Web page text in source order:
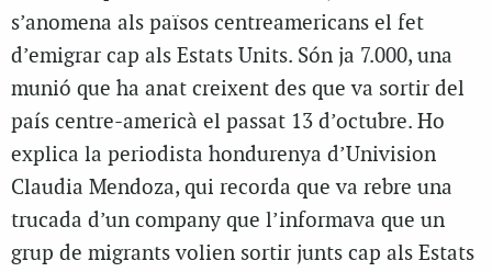
s’anomena als països centreamericans el fet
d’emigrar cap als Estats Units. Són ja 7.000, una
munió que ha anat creixent des que va sortir del
país centre-americà el passat 13 d’octubre. Ho
explica la periodista hondurenya d’Univision
Claudia Mendoza, qui recorda que va rebre una
trucada d’un company que l’informava que un
grup de migrants volien sortir junts cap als Estats